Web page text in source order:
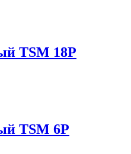
TSM 18P
TSM 6P